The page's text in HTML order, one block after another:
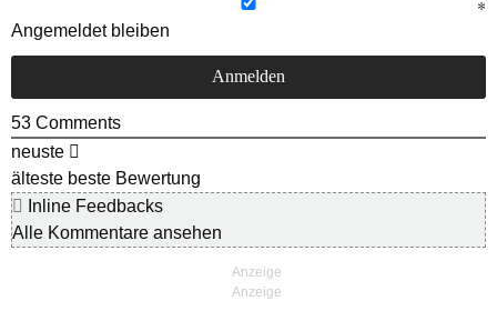
Angemeldet bleiben
53 Comments
neuste
älteste beste Bewertung
Inline Feedbacks
Alle Kommentare ansehen